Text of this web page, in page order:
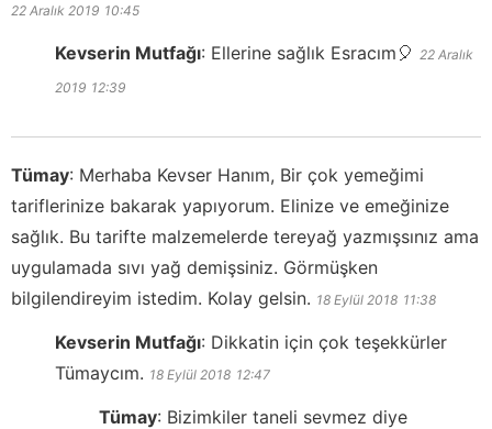
22 Aralık 2019 10:45
Kevserin Mutfağı: Ellerine sağlık Esracım🎈 22 Aralık
2019 12:39
Tümay: Merhaba Kevser Hanım, Bir çok yemeğimi
tariflerinize bakarak yapıyorum. Elinize ve emeğinize
sağlık. Bu tarifte malzemelerde tereyağ yazmışsınız ama
uygulamada sıvı yağ demişsiniz. Görmüşken
bilgilendireyim istedim. Kolay gelsin. 18 Eylül 2018 11:38
Kevserin Mutfağı: Dikkatin için çok teşekkürler
Tümaycım. 18 Eylül 2018 12:47
Tümay: Bizimkiler taneli sevmez diye